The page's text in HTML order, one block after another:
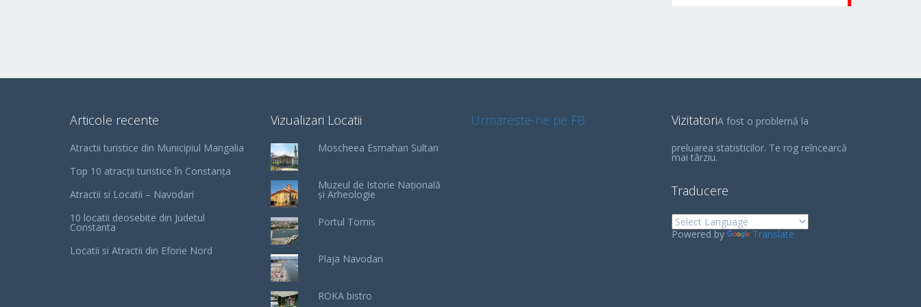
Articole recente
Atractii turistice din Municipiul Mangalia
Top 10 atracții turistice în Constanța
Atractii si Locatii – Navodari
10 locatii deosebite din Judetul
Constanta
Locatii si Atractii din Eforie Nord
Vizualizari Locatii
Moscheea Esmahan Sultan
Muzeul de Istorie Națională
și Arheologie
Portul Tomis
Plaja Navodari
ROKA bistro
Urmareste-ne pe FB VizitatoriA fost o problemă la
preluarea statisticilor. Te rog reîncearcă
mai târziu.
Traducere
Powered by Translate